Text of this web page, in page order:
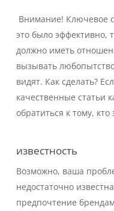
Внимание! Ключевое
это было эффективно,
должно иметь
вызывать
видят. Как сделать?
качественные статьи
обратиться к тому,
известность
Возможно, ваша
недостаточно
предпочтение